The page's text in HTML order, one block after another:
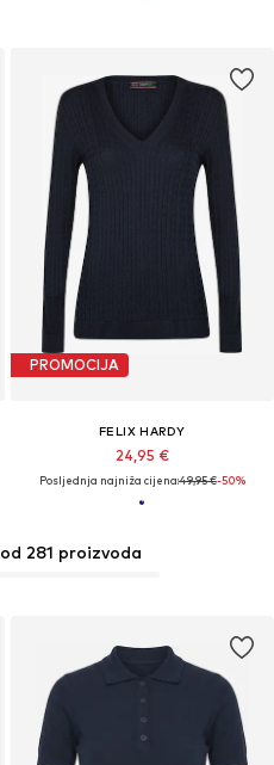
281 proizvoda
PROMOCIJA
FELIX HARDY
24,95 €
Posljednja najniža cijena:49,95 €-50%